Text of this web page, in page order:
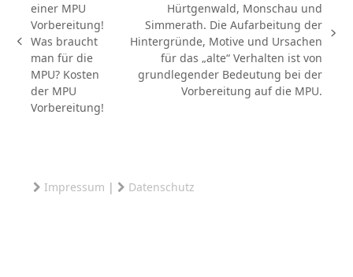
vorheriger
Beitrag:
einer MPU
Vorbereitung!
Was braucht
man für die
MPU? Kosten
der MPU
Vorbereitung!
Nächster
Beitrag:
Hürtgenwald, Monschau und
Simmerath. Die Aufarbeitung der
Hintergründe, Motive und Ursachen
für das „alte“ Verhalten ist von
grundlegender Bedeutung bei der
Vorbereitung auf die MPU.
Impressum | Datenschutz